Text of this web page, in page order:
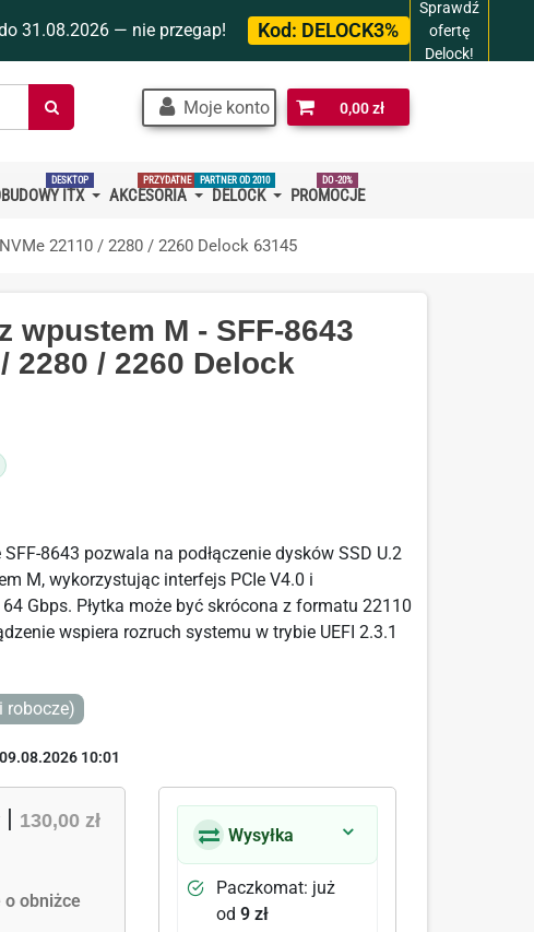
31.08.2026 — nie przegap! Kod: DELOCK3%
Sprawdź
ofertę
Delock!
Szukaj
w
Moje konto 0,00 zł
ITX
DESKTOP
AKCESORIA
PRZYDATNE
DELOCK
PARTNER OD 2010
PROMOCJE
DO -20%
22110 / 2280 / 2260 Delock 63145
wpustem M - SFF-8643
2280 / 2260 Delock
8643 pozwala na podłączenie dysków SSD U.2
M, wykorzystując interfejs PCIe V4.0 i
Gbps. Płytka może być skrócona z formatu 22110
wspiera rozruch systemu w trybie UEFI 2.3.1
robocze)
09.08.2026 10:01
| 130,00 zł
obniżce
Wysyłka
Paczkomat: już
od9 zł